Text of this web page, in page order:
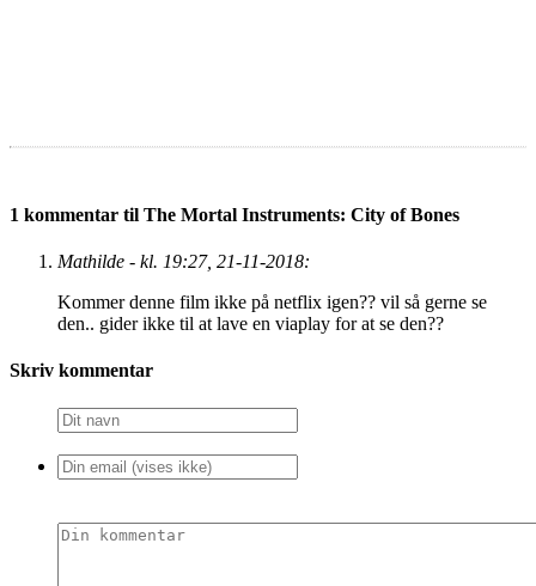
1 kommentar til The Mortal Instruments: City of Bones
Mathilde - kl. 19:27, 21-11-2018:
Kommer denne film ikke på netflix igen?? vil så gerne se
den.. gider ikke til at lave en viaplay for at se den??
Skriv kommentar